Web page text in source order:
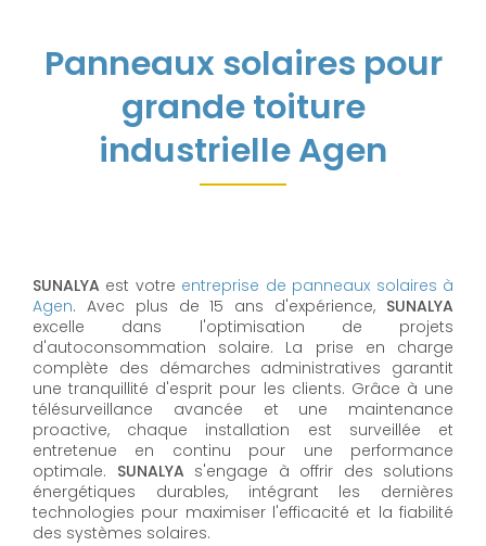
Panneaux solaires pour
grande toiture
industrielle Agen
SUNALYA est votre entreprise de panneaux solaires à
Agen. Avec plus de 15 ans d'expérience, SUNALYA
excelle dans l'optimisation de projets
d'autoconsommation solaire. La prise en charge
complète des démarches administratives garantit
une tranquillité d'esprit pour les clients. Grâce à une
télésurveillance avancée et une maintenance
proactive, chaque installation est surveillée et
entretenue en continu pour une performance
optimale. SUNALYA s'engage à offrir des solutions
énergétiques durables, intégrant les dernières
technologies pour maximiser l'efficacité et la fiabilité
des systèmes solaires.